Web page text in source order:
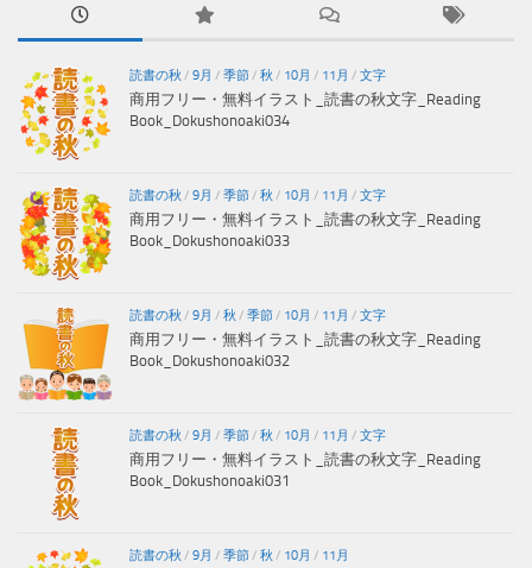
読書の秋 / 9月 / 季節/ 秋 / 10月 / 11月 / 文字
商用フリー・無料イラスト_読書の秋文字_Reading
Book_Dokushonoaki034
読書の秋 / 9月 / 季節/ 秋 / 10月 / 11月 / 文字
商用フリー・無料イラスト_読書の秋文字_Reading
Book_Dokushonoaki033
読書の秋 / 9月 / 秋 / 季節/ 10月 / 11月 / 文字
商用フリー・無料イラスト_読書の秋文字_Reading
Book_Dokushonoaki032
読書の秋 / 9月 / 季節/ 秋 / 10月 / 11月 / 文字
商用フリー・無料イラスト_読書の秋文字_Reading
Book_Dokushonoaki031
読書の秋 / 9月 / 季節/ 秋 / 10月 / 11月